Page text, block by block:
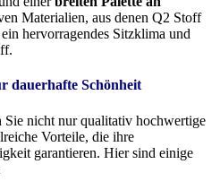
Materialien, aus denen Q2 Stoff
hervorragendes Sitzklima und
dauerhafte Schönheit
nicht nur qualitativ hochwertige
Vorteile, die ihre
garantieren. Hier sind einige